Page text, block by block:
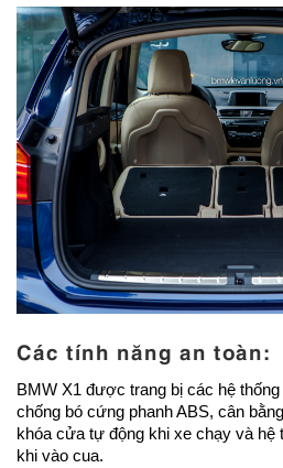
Các tính năng an toàn:
BMW X1 được trang bị các hệ
chống bó cứng phanh ABS, cân
khóa cửa tự động khi xe chạy và hệ
khi vào cua.